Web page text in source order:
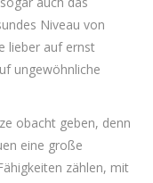
Niveau von
lieber auf ernst
ungewöhnliche
obacht geben, denn
eine große
zählen, mit